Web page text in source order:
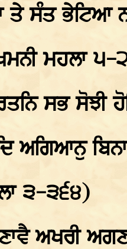
ਤੇ ਸੰਤ ਭੇਟਿਆ
ਮਹਲਾ
ਸਭ ਸੋਝੀ
ਅਗਿਆਨੁ
੩-੩੬੪)
ਅਖਰੀ